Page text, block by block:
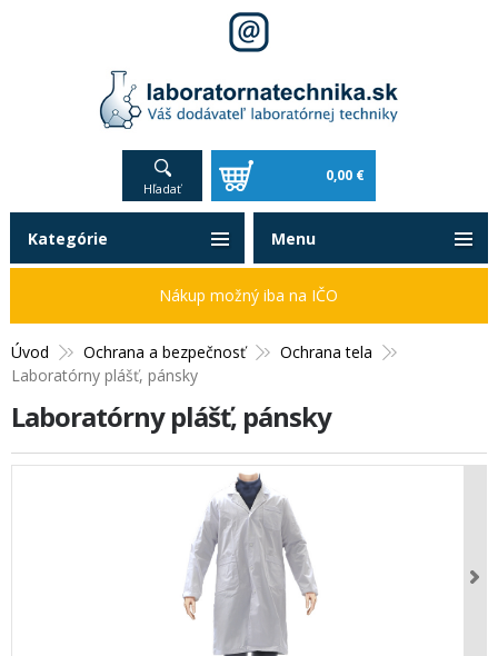
Hľadať
0,00 €
Úvod Ochrana a bezpečnosť
Ochrana tela
Laboratórny plášť, pánsky
Laboratórny plášť, pánsky
Kategórie
Nákup možný iba na IČO
Menu